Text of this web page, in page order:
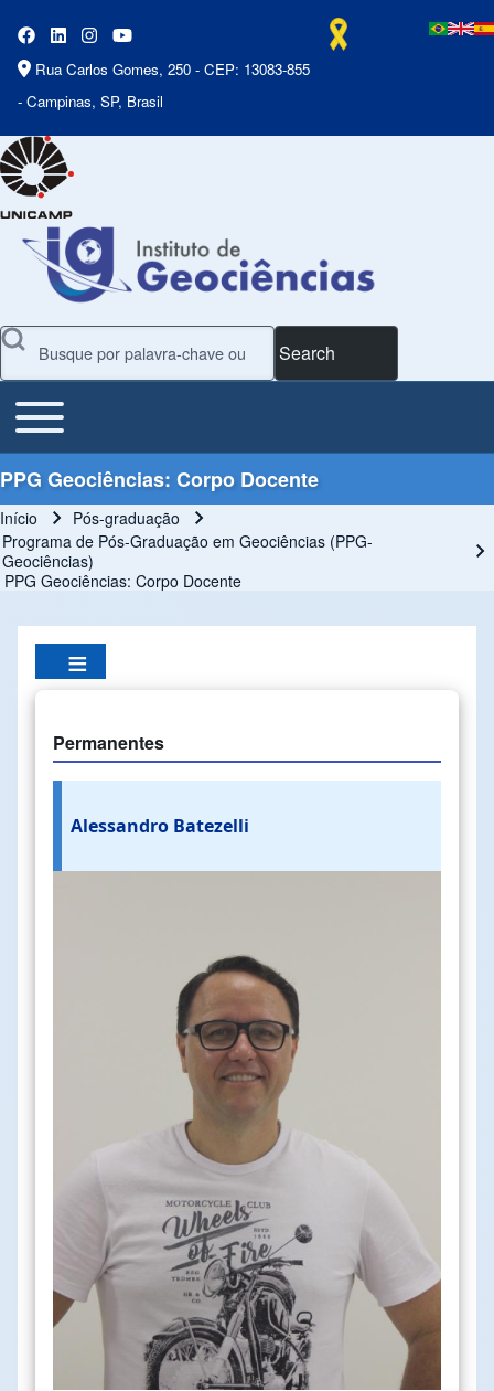
Rua Carlos Gomes, 250 - CEP: 13083-855
- Campinas, SP, Brasil
Search
Main Menu
Toggle main menu
PPG Geociências: Corpo Docente
Trilha de navegação
Início
Pós-graduação
Programa de Pós-Graduação em Geociências (PPG-
Geociências)
PPG Geociências: Corpo Docente
Permanentes
Alessandro Batezelli